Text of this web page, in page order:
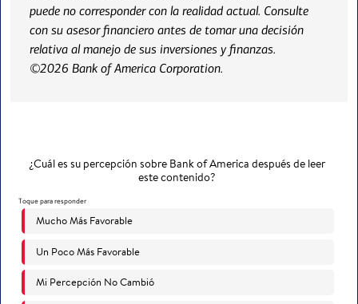
puede no corresponder con la realidad actual. Consulte
con su asesor financiero antes de tomar una decisión
relativa al manejo de sus inversiones y finanzas.
©2026 Bank of America Corporation.